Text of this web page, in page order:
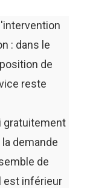
: dans le
de
reste
gratuitement
demande
de
est inférieur